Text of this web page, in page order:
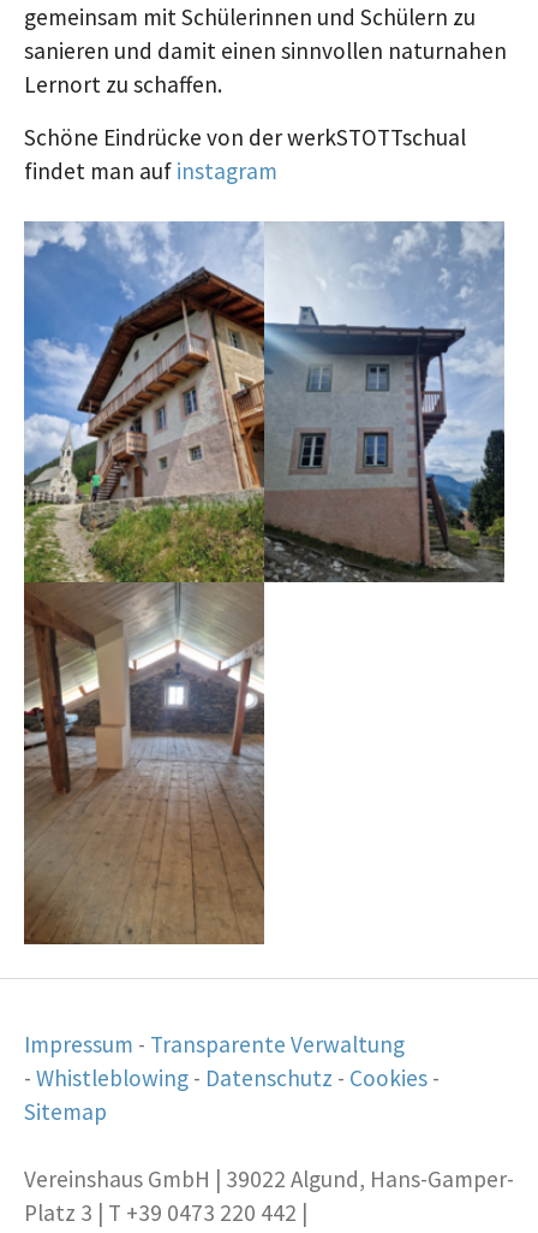
gemeinsam mit Schülerinnen und Schülern zu
sanieren und damit einen sinnvollen naturnahen
Lernort zu schaffen.
Schöne Eindrücke von der werkSTOTTschual
findet man auf instagram
Impressum - Transparente Verwaltung
- Whistleblowing - Datenschutz - Cookies -
Sitemap
Vereinshaus GmbH | 39022 Algund, Hans-Gamper-
Platz 3 | T +39 0473 220 442 |